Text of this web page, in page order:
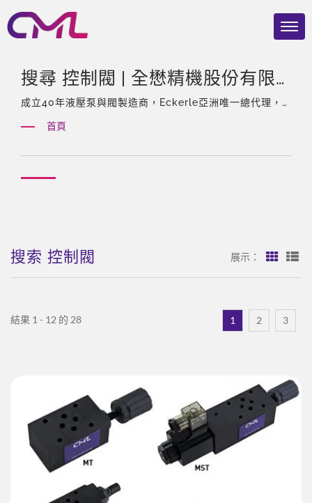
搜尋 控制閥 | 全懋精機股份有限
公司
成立40年液壓泵與閥製造商，Eckerle亞洲唯一總代理，
擁有經驗豐富的團隊、多樣化及客製化的產品。
首頁
搜索 控制閥 展示：
結果 1 - 12 的 28 1 2 3